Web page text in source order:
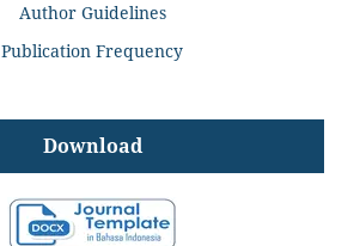
Author Guidelines
Publication Frequency
Download